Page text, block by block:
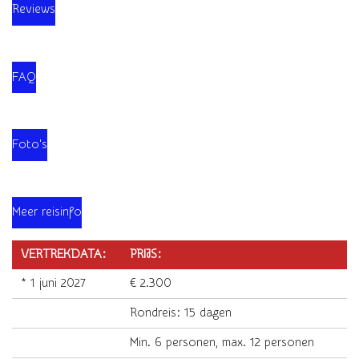
Reviews
FAQ
Foto's
Meer reisinfo
VERTREKDATA: PRIJS:
* 1 juni 2027 € 2.300
Rondreis: 15 dagen
Min. 6 personen, max. 12 personen